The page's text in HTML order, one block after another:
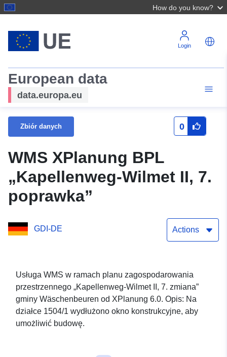
How do you know?
Login
European data
data.europa.eu
Zbiór danych 0
WMS XPlanung BPL
„Kapellenweg-Wilmet II, 7.
poprawka”
GDI-DE Actions
Usługa WMS w ramach planu zagospodarowania
przestrzennego „Kapellenweg-Wilmet II, 7. zmiana”
gminy Wäschenbeuren od XPlanung 6.0. Opis: Na
działce 1504/1 wydłużono okno konstrukcyjne, aby
umożliwić budowę.